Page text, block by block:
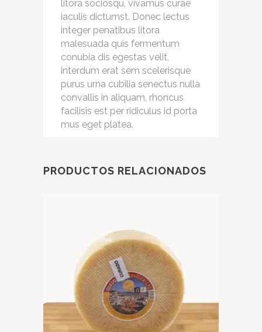
litora sociosqu, vivamus curae
iaculis dictumst. Donec lectus
integer penatibus litora
malesuada quis fermentum
conubia dis egestas velit,
interdum erat sem scelerisque
purus urna cubilia senectus nulla
convallis in aliquam, rhoncus
facilisis est per ridiculus id porta
mus eget platea.
PRODUCTOS RELACIONADOS